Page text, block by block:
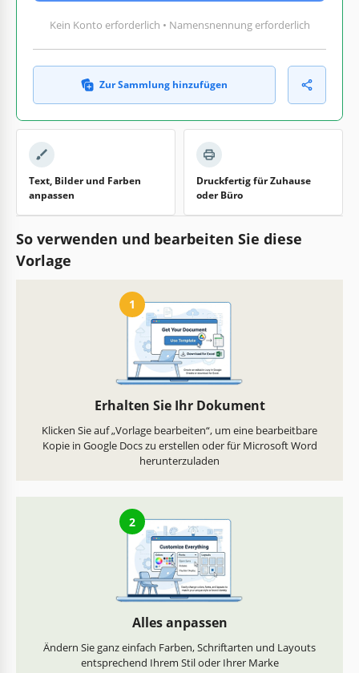
Kein Konto erforderlich • Namensnennung erforderlich
Zur Sammlung hinzufügen
Text, Bilder und Farben
anpassen
Druckfertig für Zuhause
oder Büro
So verwenden und bearbeiten Sie diese
Vorlage
1
Erhalten Sie Ihr Dokument
Klicken Sie auf „Vorlage bearbeiten“, um eine bearbeitbare
Kopie in Google Docs zu erstellen oder für Microsoft Word
herunterzuladen
2
Alles anpassen
Ändern Sie ganz einfach Farben, Schriftarten und Layouts
entsprechend Ihrem Stil oder Ihrer Marke